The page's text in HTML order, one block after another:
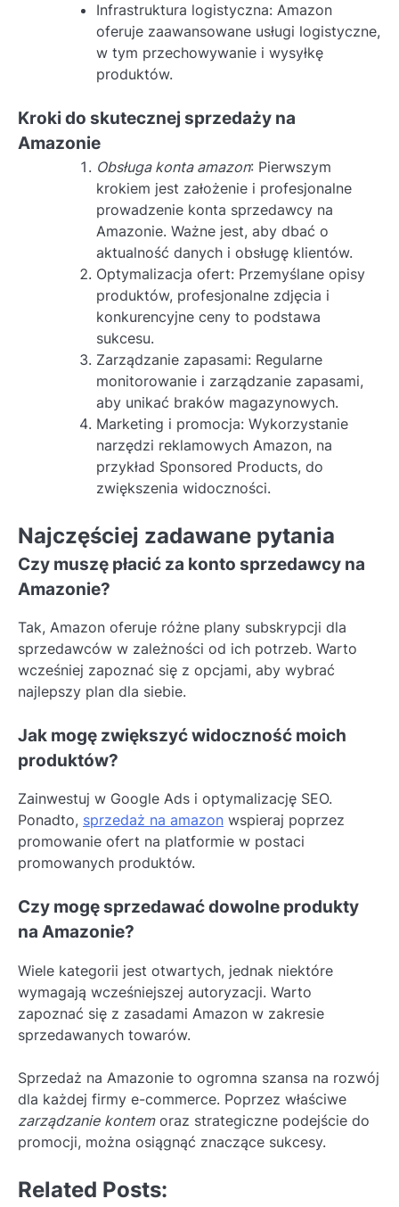
Infrastruktura logistyczna: Amazon
oferuje zaawansowane usługi logistyczne,
w tym przechowywanie i wysyłkę
produktów.
Kroki do skutecznej sprzedaży na
Amazonie
Obsługa konta amazon: Pierwszym
krokiem jest założenie i profesjonalne
prowadzenie konta sprzedawcy na
Amazonie. Ważne jest, aby dbać o
aktualność danych i obsługę klientów.
Optymalizacja ofert: Przemyślane opisy
produktów, profesjonalne zdjęcia i
konkurencyjne ceny to podstawa
sukcesu.
Zarządzanie zapasami: Regularne
monitorowanie i zarządzanie zapasami,
aby unikać braków magazynowych.
Marketing i promocja: Wykorzystanie
narzędzi reklamowych Amazon, na
przykład Sponsored Products, do
zwiększenia widoczności.
Najczęściej zadawane pytania
Czy muszę płacić za konto sprzedawcy na
Amazonie?
Tak, Amazon oferuje różne plany subskrypcji dla
sprzedawców w zależności od ich potrzeb. Warto
wcześniej zapoznać się z opcjami, aby wybrać
najlepszy plan dla siebie.
Jak mogę zwiększyć widoczność moich
produktów?
Zainwestuj w Google Ads i optymalizację SEO.
Ponadto, sprzedaż na amazon wspieraj poprzez
promowanie ofert na platformie w postaci
promowanych produktów.
Czy mogę sprzedawać dowolne produkty
na Amazonie?
Wiele kategorii jest otwartych, jednak niektóre
wymagają wcześniejszej autoryzacji. Warto
zapoznać się z zasadami Amazon w zakresie
sprzedawanych towarów.
Sprzedaż na Amazonie to ogromna szansa na rozwój
dla każdej firmy e-commerce. Poprzez właściwe
zarządzanie kontemoraz strategiczne podejście do
promocji, można osiągnąć znaczące sukcesy.
Related Posts: